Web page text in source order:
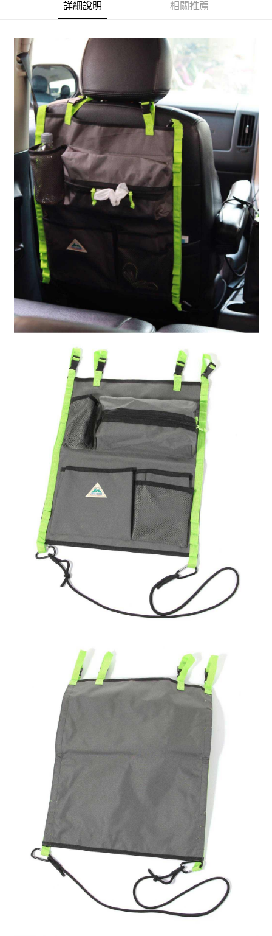
大哥付你分期
【大哥付你分期使用說明】
1.本服務由台灣大哥大提供，台灣大哥大用戶可立即使用無須另外申請。
2.付款方式選擇「大哥付你分期」，訂單成立後會自動跳轉到大哥付的交易
流程，驗證手機門號後，選擇欲分期的期數、繳款截止日，確認付款後即完
成交易。
3.實際核准額度、可分期數及費用金額請依後續交易確認頁面所載為準。
4.訂單成立30分鐘內，如未前往確認交易或遇審核未通過，訂單將自動取
消。如遇「轉專審核」未通過狀況，表示未達大哥付你分期系統評分，恕無
法說明評估內容。
【繳款方式說明】
1.分期款項不併入電信帳單，「大哥付你分期」於每月結算日後寄送繳費提
醒簡訊。
2.透過簡訊連結打開帳單後，可選擇「超商條碼／台灣大直營門市／銀行轉
帳／街口支付／iPASS MONEY」等通路繳費。
【注意事項】
1.本服務係由「台灣大哥大股份有限公司」（以下簡稱本公司）所提供，讓
用戶於交易時，得透過本服務購買商品或服務，並由商店將買賣／分期付款
買賣價金債權讓與本公司後，依約使用本公司帳單繳交帳款。
2.基於同意付款使用「大哥付你分期」之契約關係目的，商店將以您的個人
資料（包含姓名、電話或地址）提供予台灣大哥大進項蒐集、處理及利用，
由本公司與您本人進行分期帳單所需資料之確認、核對及更正。
3.完整用戶服務條款，請詳閱以下連結：
https://oppay.tw/userRule
AFTEE先享後付
相關說明
【關於「AFTEE先享後付」】
AFTEE先享後付是「在收到商品之後才付款」的支付方式。 讓您購物簡單便
利好安心！
１．簡單：不需註冊會員、不需綁卡、不需儲值。
２．便利：只要手機號碼，簡訊認證，即可結帳。
３．安心：先確認商品／服務後，再付款。
【「AFTEE先享後付」結帳流程】
１．於結帳方式選擇「AFTEE先享後付」後，將跳轉至「AFTEE先享後付」
結帳頁面，進行簡訊認證並確認金額後，即可完成結帳。
２．訂單成立數日內，您將收到繳費通知簡訊。
３．收到繳費通知簡訊後14天內，點擊此簡訊中的連結，可透過四大超商／
ATM／網路銀行／等多元方式進行付款，方視為交易完成。
※ 請注意：結帳手續完成當下不需立刻繳費，但若您需要取消訂單，請聯絡
購買商品的店家。未經商家同意取消之訂單仍視為有效，需透過AFTEE先享
後付繳納相關費用。
※ 交易是否成功請以「AFTEE先享後付 」之結帳頁面顯示為準，若有關於
是否繳費成功／繳費後需取消欲退款等相關疑問，請聯繫「AFTEE先享後付
客戶支援中心」
https://netprotections.freshdesk.com/support/home
【注意事項】
１．透過由恩沛科技股份有限公司提供之「AFTEE先享後付」服務完成之交
易，需依本服務之必要範圍內提供個人資料，並將交易相關給付款項請求債
權轉讓予恩沛科技股份有限公司。
２．關於個人資料處理事宜，請瀏覽以下網址：
３．未成年的使用者請事先徵得法定代理人或監護人之同意方可使用
「AFTEE先享後付」，若未經同意申辦者引起之損失，本公司不負相關責
４．使用「AFTEE先享後付」時，將依據個別帳號之用戶狀況，依本公司即
時審查核予不同之上限額度；若仍有額度不足之情形，本公司將視審查結果
請求用戶進行身份認證。
５．嚴禁一人註冊多個帳號或使用他人資訊註冊。若發現惡意使用之情形，
恩沛科技股份有限公司將有權停止該用戶之使用額度並採取法律行動。
運送方式
全家 取貨付款
每筆NT$80，滿NT$1,500(含以上)免運費
付款後 全家取貨
每筆NT$80，滿NT$1,500(含以上)免運費
7-11 取貨付款
每筆NT$80，滿NT$1,500(含以上)免運費
付款後 7-11取貨
每筆NT$80，滿NT$1,500(含以上)免運費
詳細說明 相關推薦